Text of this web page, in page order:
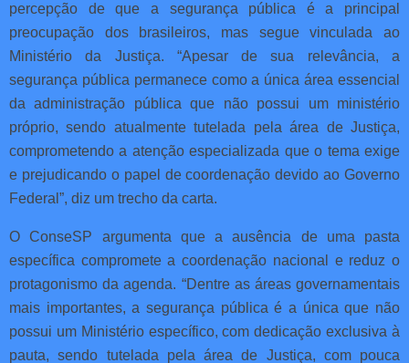
percepção de que a segurança pública é a principal
preocupação dos brasileiros, mas segue vinculada ao
Ministério da Justiça. “Apesar de sua relevância, a
segurança pública permanece como a única área essencial
da administração pública que não possui um ministério
próprio, sendo atualmente tutelada pela área de Justiça,
comprometendo a atenção especializada que o tema exige
e prejudicando o papel de coordenação devido ao Governo
Federal”, diz um trecho da carta.
O ConseSP argumenta que a ausência de uma pasta
específica compromete a coordenação nacional e reduz o
protagonismo da agenda. “Dentre as áreas governamentais
mais importantes, a segurança pública é a única que não
possui um Ministério específico, com dedicação exclusiva à
pauta, sendo tutelada pela área de Justiça, com pouca